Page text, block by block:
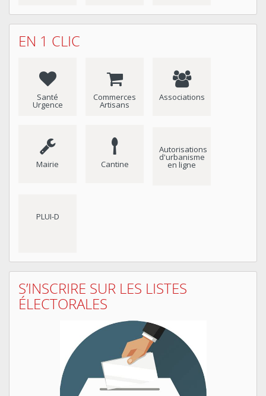
EN 1 CLIC
Santé
Urgence
Commerces
Artisans
Associations
Mairie Cantine
Autorisations
d'urbanisme
en ligne
PLUI-D
S’INSCRIRE SUR LES LISTES
ÉLECTORALES